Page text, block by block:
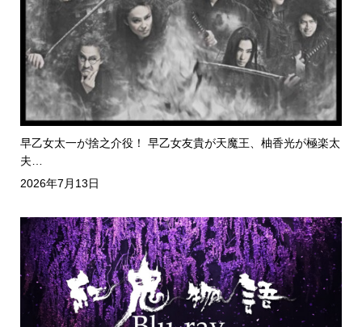
早乙女太一が捨之介役！ 早乙女友貴が天魔王、柚香光が極楽太
夫…
2026年7月13日